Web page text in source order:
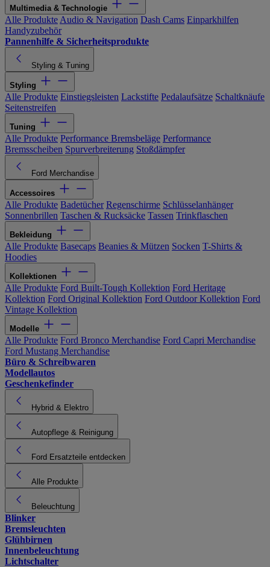
Multimedia & Technologie
Alle Produkte Audio & Navigation Dash Cams Einparkhilfen
Handyzubehör
Pannenhilfe & Sicherheitsprodukte
Styling & Tuning
Styling
Alle Produkte Einstiegsleisten Lackstifte Pedalaufsätze Schaltknäufe
Seitenstreifen
Tuning
Alle Produkte Performance Bremsbeläge Performance
Bremsscheiben Spurverbreiterung Stoßdämpfer
Ford Merchandise
Accessoires
Alle Produkte Badetücher Regenschirme Schlüsselanhänger
Sonnenbrillen Taschen & Rucksäcke Tassen Trinkflaschen
Bekleidung
Alle Produkte Basecaps Beanies & Mützen Socken T-Shirts &
Hoodies
Kollektionen
Alle Produkte Ford Built-Tough Kollektion Ford Heritage
Kollektion Ford Original Kollektion Ford Outdoor Kollektion Ford
Vintage Kollektion
Modelle
Alle Produkte Ford Bronco Merchandise Ford Capri Merchandise
Ford Mustang Merchandise
Büro & Schreibwaren
Modellautos
Geschenkefinder
Hybrid & Elektro
Autopflege & Reinigung
Ford Ersatzteile entdecken
Alle Produkte
Beleuchtung
Blinker
Bremsleuchten
Glühbirnen
Innenbeleuchtung
Lichtschalter